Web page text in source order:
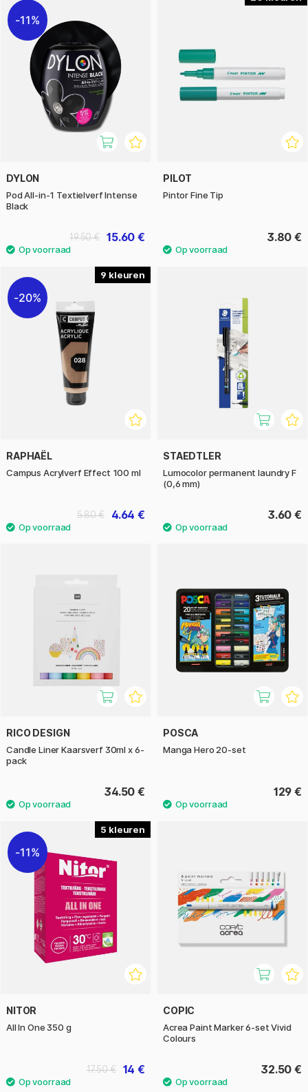
11%
DYLON
Pod All-in-1 Textielverf Intense
Black
15.60 €
19.50 €
PILOT
Pintor Fine Tip
3.80 €
9
20%
RAPHAËL
Campus Acrylverf Effect 100 ml
4.64 €
5.80 €
STAEDTLER
Lumocolor permanent laundry F
(0,6 mm)
3.60 €
RICO DESIGN
Candle Liner Kaarsverf 30ml x 6-
pack
34.50 €
POSCA
Manga Hero 20-set
129 €
5
11%
NITOR
All In One 350 g
14 €
17.50 €
COPIC
Acrea Paint Marker 6-set Vivid
Colours
32.50 €